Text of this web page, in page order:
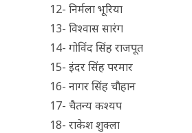
12- निर्मला भूरिया
13- विश्वास सारंग
14- गोविंद सिंह राजपूत
15- इंदर सिंह परमार
16- नागर सिंह चौहान
17- चैतन्य कश्यप
18- राकेश शुक्ला